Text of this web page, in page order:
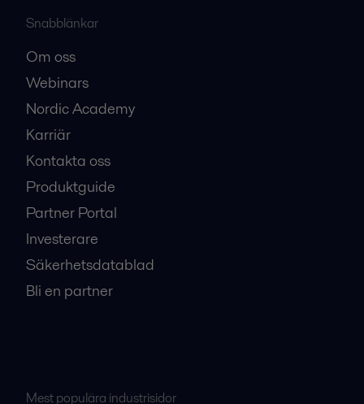
Snabblänkar
Om oss
Webinars
Nordic Academy
Karriär
Kontakta oss
Produktguide
Partner Portal
Investerare
Säkerhetsdatablad
Bli en partner
Mest populära industrisidor